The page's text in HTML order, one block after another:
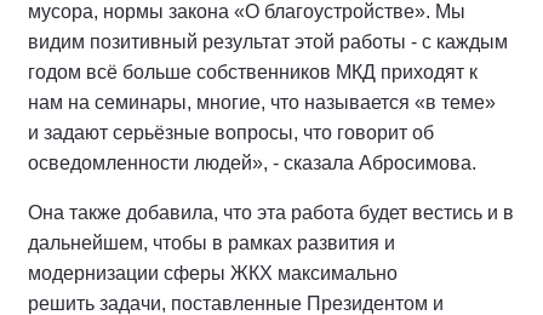
мусора, нормы закона «О благоустройстве». Мы
видим позитивный результат этой работы - с каждым
годом всё больше собственников МКД приходят к
нам на семинары, многие, что называется «в теме»
и задают серьёзные вопросы, что говорит об
осведомленности людей», - сказала Абросимова.
Она также добавила, что эта работа будет вестись и в
дальнейшем, чтобы в рамках развития и
модернизации сферы ЖКХ максимально
решить задачи, поставленные Президентом и